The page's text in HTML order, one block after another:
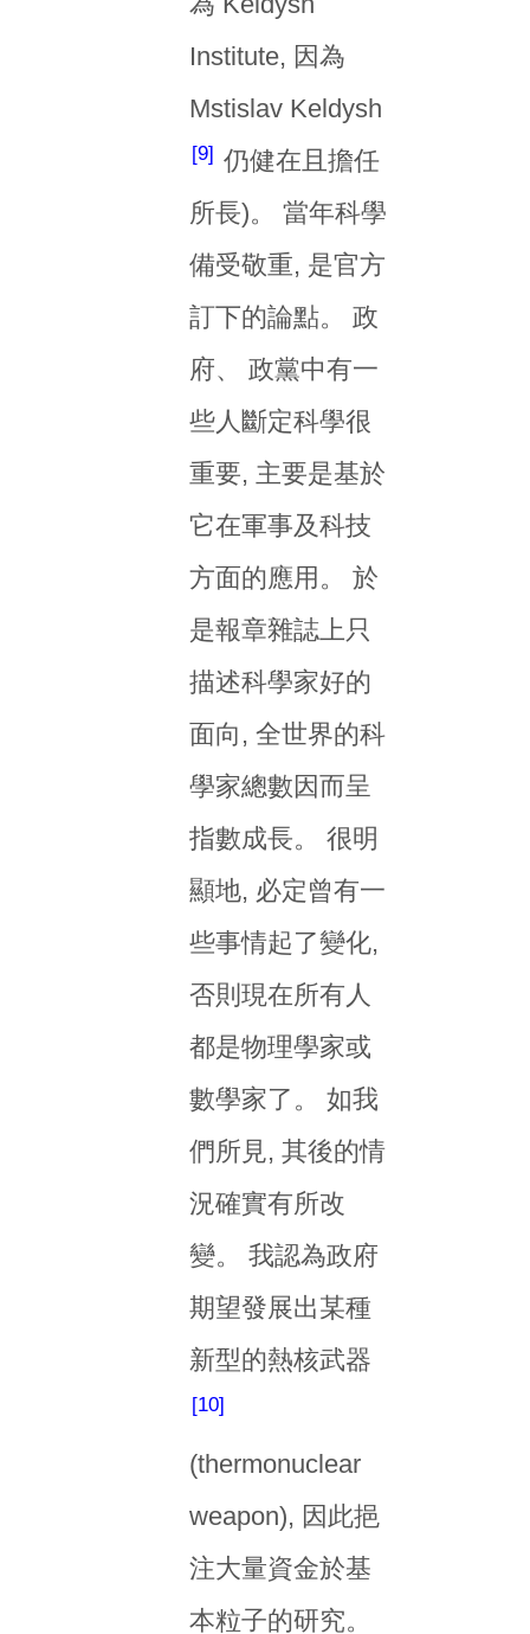
Institute, 因為
Mstislav Keldysh
9
仍健在且擔任
所長)。 當年科學
備受敬重, 是官方
訂下的論點。 政
府、 政黨中有一
些人斷定科學很
重要, 主要是基於
它在軍事及科技
方面的應用。 於
是報章雜誌上只
描述科學家好的
面向, 全世界的科
學家總數因而呈
指數成長。 很明
顯地, 必定曾有一
些事情起了變化,
否則現在所有人
都是物理學家或
數學家了。 如我
們所見, 其後的情
況確實有所改
變。 我認為政府
期望發展出某種
新型的熱核武器
10
(thermonuclear
weapon), 因此挹
注大量資金於基
本粒子的研究。